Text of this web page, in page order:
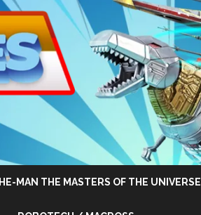
HE-MAN THE MASTERS OF THE UNIVERSE